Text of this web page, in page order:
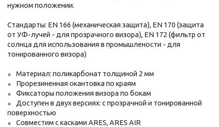
нужном положении.
Стандарты: EN 166 (механическая защита), EN 170 (защита
от УФ-лучей - для прозрачного визора), EN 172 (фильтр от
солнца для использования в промышлености - для
тонированного визора)
Материал: поликарбонат толщиной 2 мм
Прорезиненная окантовка по краям
Фиксаторы положения визора по бокам
Доступен в двух версиях: с прозрачной и тонированной
поверхностью
Совместим с касками ARES, ARES AIR